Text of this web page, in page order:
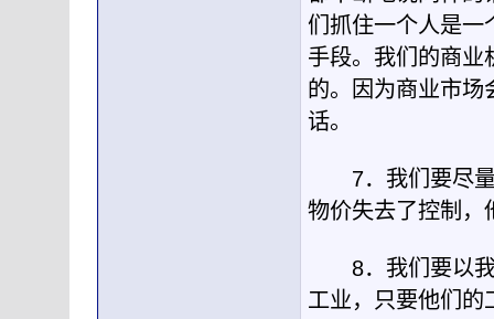
们抓住一个人是一
手段。我们的商业
的。因为商业市场
话。
7．我们要尽量
物价失去了控制
8．我们要以我
工业，只要他们的